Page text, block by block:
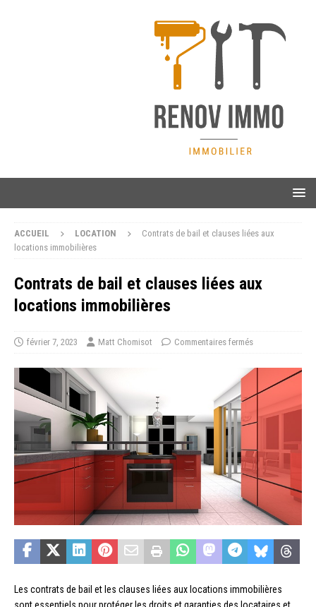
ACCUEIL LOCATION
Contrats de bail et clauses liées aux
locations immobilières
Contrats de bail et clauses liées aux
locations immobilières
février 7, 2023 Matt Chomisot Commentaires fermés
Les contrats de bail et les clauses liées aux locations immobilières